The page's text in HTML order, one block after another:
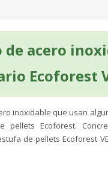
de acero
Ecoforest
inoxidable que usan
pellets Ecoforest.
de pellets Ecoforest